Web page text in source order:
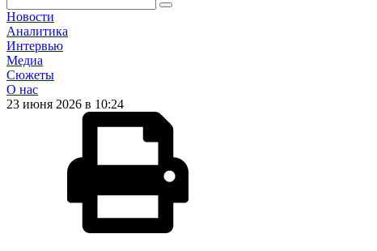
Новости
Аналитика
Интервью
Медиа
Сюжеты
О нас
23 июня 2026 в 10:24